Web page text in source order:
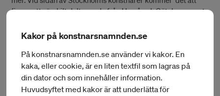
finnas ett särskilt deltagande från Umeå och Göteborg samt
Datum: 11 oktober 2022
Tid: 13:00–21:00
Läs mer om programmet (på engelska)
Kakor på konstnarsnamnden.se
På konstnarsnamnden.se använder vi kakor. En
kaka, eller cookie, är en liten textfil som lagras på
din dator och som innehåller information.
Huvudsyftet med kakor är att underlätta för